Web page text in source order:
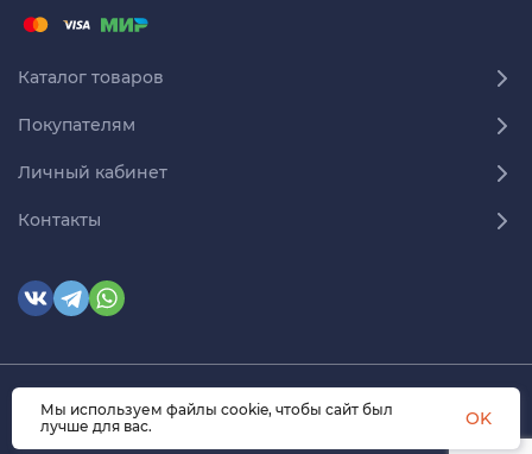
Каталог товаров
Покупателям
Личный кабинет
Контакты
© 2026 himmedsnab.ru. Все права защищены
Мы используем файлы cookie, чтобы сайт был
лучше для вас.
OK